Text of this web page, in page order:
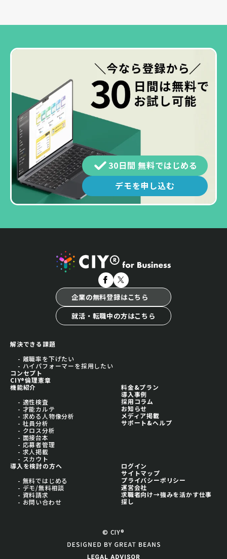
30日間 無料ではじめる
デモを申し込む
企業の無料登録はこちら
就活・転職中の方はこちら
解決できる課題
- 離職率を下げたい
- ハイパフォーマーを採用したい
コンセプト
CIY®倫理憲章
機能紹介
- 適性検査
- 才能カルテ
- 求める人物像分析
- 社員分析
- クロス分析
- 面接台本
- 応募者管理
- 求人掲載
- スカウト
料金&プラン
導入事例
採用コラム
お知らせ
メディア掲載
サポート&ヘルプ
導入を検討の方へ
- 無料ではじめる
- デモ/無料相談
- 資料請求
- お問い合わせ
ログイン
サイトマップ
プライバシーポリシー
運営会社
求職者向け→強みを活かす仕事
探し
© CIY®